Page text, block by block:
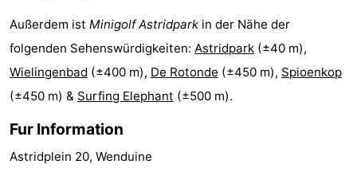
Städte
Sport
-
Schwimmbader
Radfahren
-
Außerdem ist Minigolf Astridpark in der Nähe der
folgenden Sehenswürdigkeiten: Astridpark (±40 m),
Wielingenbad (±400 m), De Rotonde (±450 m), Spioenkop
(±450 m) & Surfing Elephant (±500 m).
Fur Information
Astridplein 20, Wenduine